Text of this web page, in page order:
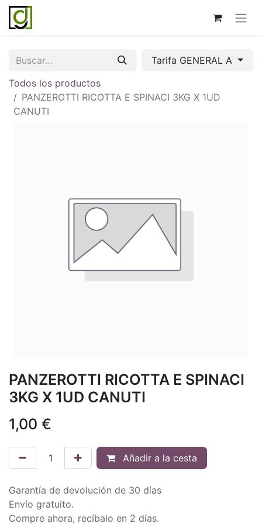
Tarifa GENERAL A
Todos los productos
PANZEROTTI RICOTTA E SPINACI 3KG X 1UD
CANUTI
PANZEROTTI RICOTTA E SPINACI
3KG X 1UD CANUTI
1,00 €
Añadir a la cesta
Garantía de devolución de 30 días
Envío gratuito.
Compre ahora, recíbalo en 2 días.